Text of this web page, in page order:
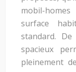
mobil-
surface
standard.
spacieux
pleinement